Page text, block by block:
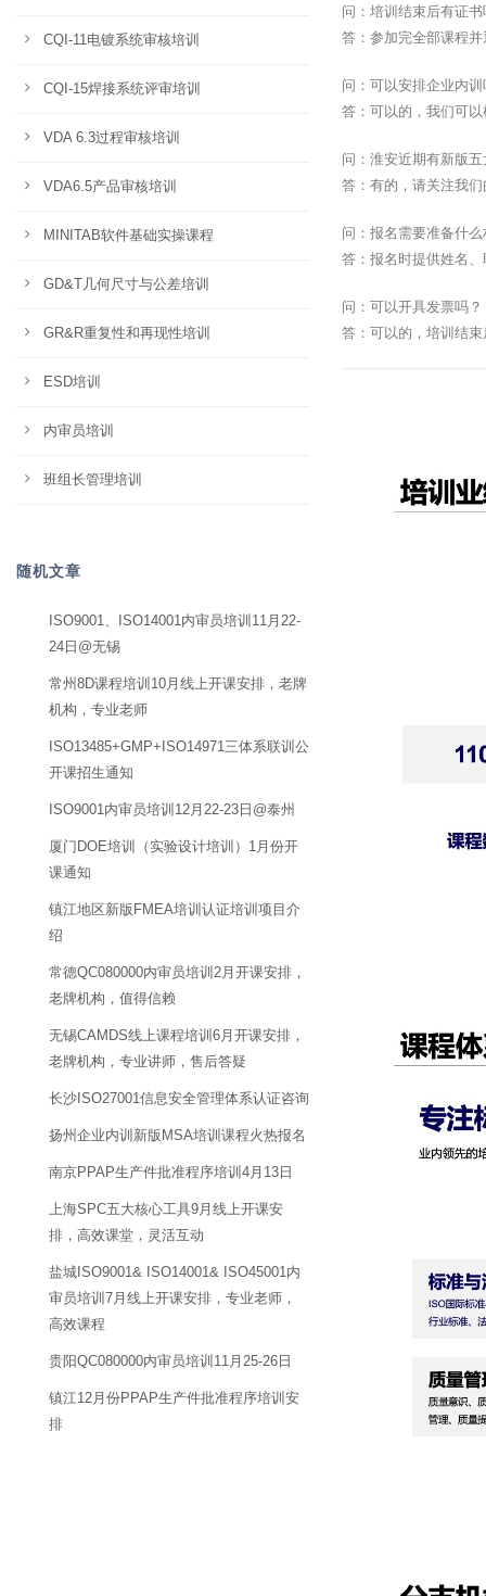
问：培训结束后有证书
答：参加完全部课程
问：可以安排企业内训
答：可以的，我们可
问：淮安近期有新版
答：有的，请关注我
问：报名需要准备什
答：报名时提供姓名
问：可以开具发票吗？
答：可以的，培训结
CQI-11电镀系统审核培训
CQI-15焊接系统评审培训
VDA 6.3过程审核培训
VDA6.5产品审核培训
MINITAB软件基础实操课程
GD&T几何尺寸与公差培训
GR&R重复性和再现性培训
ESD培训
内审员培训
班组长管理培训
随机文章
ISO9001、ISO14001内审员培训11月22-
24日@无锡
常州8D课程培训10月线上开课安排，老牌
机构，专业老师
ISO13485+GMP+ISO14971三体系联训公
开课招生通知
ISO9001内审员培训12月22-23日@泰州
厦门DOE培训（实验设计培训）1月份开
课通知
镇江地区新版FMEA培训认证培训项目介
绍
常德QC080000内审员培训2月开课安排，
老牌机构，值得信赖
无锡CAMDS线上课程培训6月开课安排，
老牌机构，专业讲师，售后答疑
长沙ISO27001信息安全管理体系认证咨询
扬州企业内训新版MSA培训课程火热报名
南京PPAP生产件批准程序培训4月13日
上海SPC五大核心工具9月线上开课安
排，高效课堂，灵活互动
盐城ISO9001& ISO14001& ISO45001内
审员培训7月线上开课安排，专业老师，
高效课程
贵阳QC080000内审员培训11月25-26日
镇江12月份PPAP生产件批准程序培训安
排